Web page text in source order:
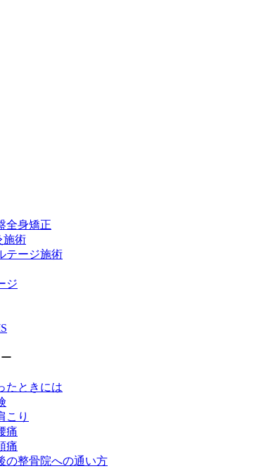
全身矯正
施術
テージ施術
ジ
たときには
こり
痛
痛
の整骨院への通い方